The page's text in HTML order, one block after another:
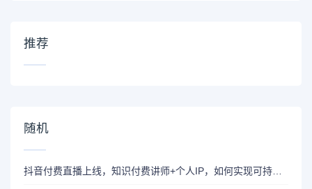
推荐
随机